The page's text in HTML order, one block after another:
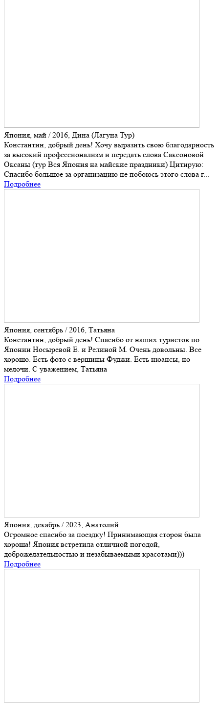
Япония, май / 2016, Дина (Лагуна Тур)
Константин, добрый день! Хочу выразить свою благодарность
за высокий профессионализм и передать слова Саксоновой
Оксаны (тур Вся Япония на майские праздники) Цитирую:
Спасибо большое за организацию не побоюсь этого слова г...
Подробнее
Япония, сентябрь / 2016, Татьяна
Константин, добрый день! Спасибо от наших туристов по
Японии Носыревой Е. и Релиной М. Очень довольны. Все
хорошо. Есть фото с вершины Фуджи. Есть нюансы, но
мелочи. С уважением, Татьяна
Подробнее
Япония, декабрь / 2023, Анатолий
Огромное спасибо за поездку! Принимающая сторон была
хороша! Япония встретила отличной погодой,
доброжелательностью и незабываемыми красотами)))
Подробнее